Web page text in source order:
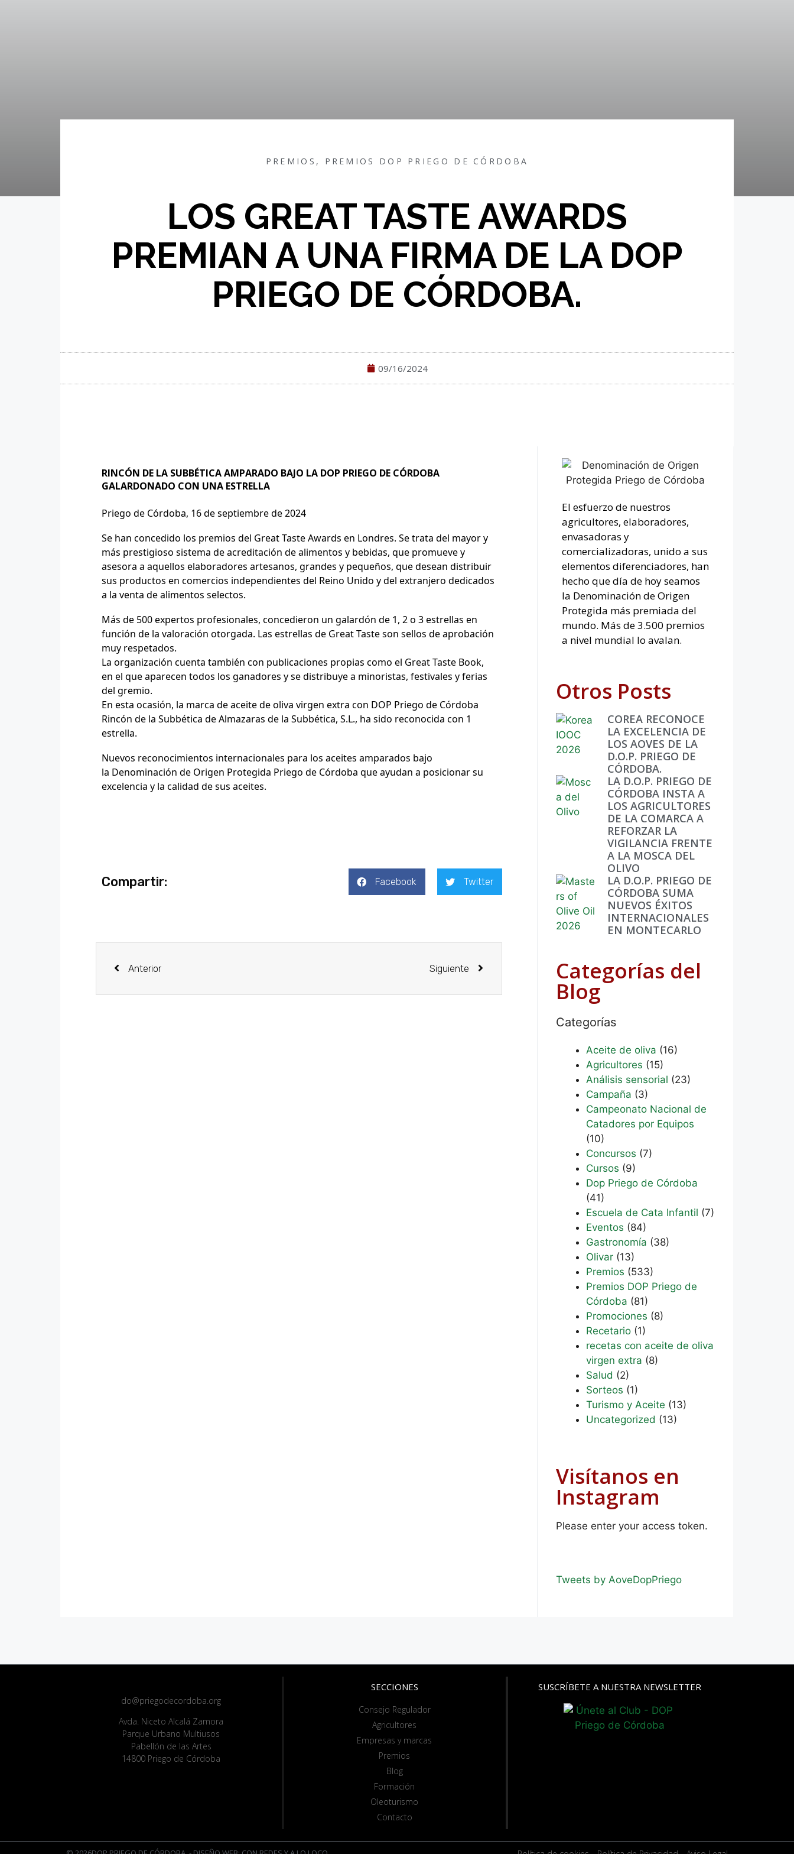
PREMIOS , PREMIOS DOP PRIEGO DE CÓRDOBA
LOS GREAT TASTE AWARDS
PREMIAN A UNA FIRMA DE LA DOP
PRIEGO DE CÓRDOBA.
09/16/2024
RINCÓN DE LA SUBBÉTICA AMPARADO BAJO LA DOP PRIEGO DE CÓRDOBA
GALARDONADO CON UNA ESTRELLA
Priego de Córdoba, 16 de septiembre de 2024
Se han concedido los premios del Great Taste Awards en Londres. Se trata del mayor y
más prestigioso sistema de acreditación de alimentos y bebidas, que promueve y
asesora a aquellos elaboradores artesanos, grandes y pequeños, que desean distribuir
sus productos en comercios independientes del Reino Unido y del extranjero dedicados
a la venta de alimentos selectos.
Más de 500 expertos profesionales, concedieron un galardón de 1, 2 o 3 estrellas en
función de la valoración otorgada. Las estrellas de Great Taste son sellos de aprobación
muy respetados.
La organización cuenta también con publicaciones propias como el Great Taste Book,
en el que aparecen todos los ganadores y se distribuye a minoristas, festivales y ferias
del gremio.
En esta ocasión, la marca de aceite de oliva virgen extra con DOP Priego de Córdoba
Rincón de la Subbética de Almazaras de la Subbética, S.L., ha sido reconocida con 1
estrella.
Nuevos reconocimientos internacionales para los aceites amparados bajo
la Denominación de Origen Protegida Priego de Córdoba que ayudan a posicionar su
excelencia y la calidad de sus aceites.
Compartir: Facebook Twitter
Anterior Siguiente
El esfuerzo de nuestros
agricultores, elaboradores,
envasadoras y
comercializadoras, unido a sus
elementos diferenciadores, han
hecho que día de hoy seamos
la Denominación de Origen
Protegida más premiada del
mundo. Más de 3.500 premios
a nivel mundial lo avalan.
Otros Posts
COREA RECONOCE
LA EXCELENCIA DE
LOS AOVES DE LA
D.O.P. PRIEGO DE
CÓRDOBA.
LA D.O.P. PRIEGO DE
CÓRDOBA INSTA A
LOS AGRICULTORES
DE LA COMARCA A
REFORZAR LA
VIGILANCIA FRENTE
A LA MOSCA DEL
OLIVO
LA D.O.P. PRIEGO DE
CÓRDOBA SUMA
NUEVOS ÉXITOS
INTERNACIONALES
EN MONTECARLO
Categorías del
Blog
Categorías
Aceite de oliva (16)
Agricultores (15)
Análisis sensorial (23)
Campaña (3)
Campeonato Nacional de
Catadores por Equipos
(10)
Concursos (7)
Cursos (9)
Dop Priego de Córdoba
(41)
Escuela de Cata Infantil (7)
Eventos (84)
Gastronomía (38)
Olivar(13)
Premios (533)
Premios DOP Priego de
Córdoba (81)
Promociones (8)
Recetario(1)
recetas con aceite de oliva
virgen extra (8)
Salud (2)
Sorteos (1)
Turismo y Aceite (13)
Uncategorized (13)
Visítanos en
Instagram
Please enter your access token.
Tweets by AoveDopPriego
do@priegodecordoba.org
Avda. Niceto Alcalá Zamora
Parque Urbano Multiusos
Pabellón de las Artes
14800 Priego de Córdoba
SECCIONES
Consejo Regulador
Agricultores
Empresas y marcas
Premios
Blog
Formación
Oleoturismo
Contacto
SUSCRÍBETE A NUESTRA NEWSLETTER